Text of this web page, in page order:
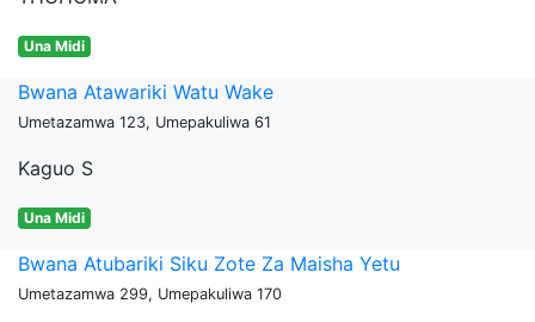
Una Midi
Bwana Atawariki Watu Wake
Umetazamwa 123, Umepakuliwa 61
Kaguo S
Una Midi
Bwana Atubariki Siku Zote Za Maisha Yetu
Umetazamwa 299, Umepakuliwa 170